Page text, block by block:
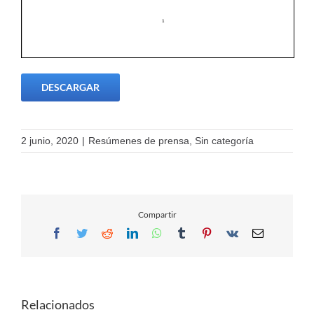
DESCARGAR
2 junio, 2020 | Resúmenes de prensa, Sin categoría
Compartir
Facebook
TwitterRedditLinkedInWhatsApp
TumblrPinterest
Vk Email
Relacionados